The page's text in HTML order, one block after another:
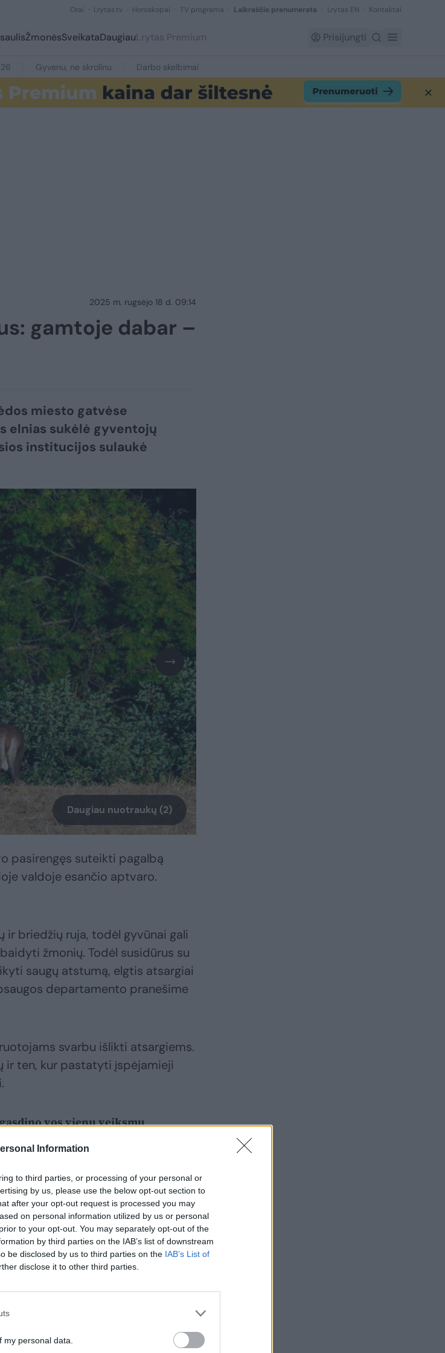
Information
to third parties, or processing of your personal or
by us, please use the below opt-out section to
after your opt-out request is processed you may
on personal information utilized by us or personal
to your opt-out. You may separately opt-out of the
by third parties on the IAB’s list of downstream
be disclosed by us to third parties on the IAB’s List of
disclose it to other third parties.
personal data.
Orai Lrytas.tv Horoskopai TV programa Laikraščio prenumerata Lrytas EN Kontaktai
ŽmonėsSveikataDaugiauLrytas Premium Prisijungti
Gyvenu, ne skrolinu Darbo skelbimai
2025 m. rugsėjo 18 d. 09:14
gamtoje dabar –
miesto gatvėse
elnias sukėlė gyventojų
institucijos sulaukė
Daugiau nuotraukų (2)
pasirengęs suteikti pagalbą
valdoje esančio aptvaro.
ir briedžių ruja, todėl gyvūnai gali
žmonių. Todėl susidūrus su
saugų atstumą, elgtis atsargiai
departamento pranešime
svarbu išlikti atsargiems.
ir ten, kur pastatyti įspėjamieji
vos vienu veiksmu